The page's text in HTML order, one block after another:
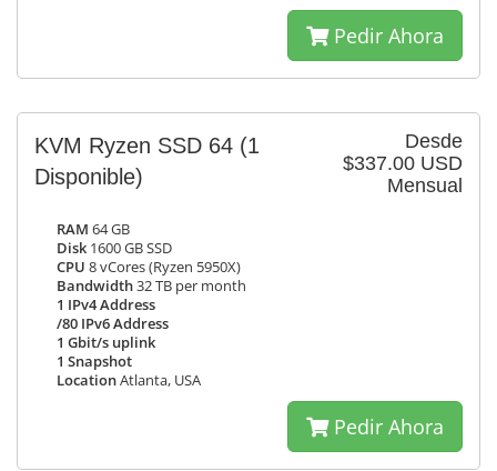
Pedir Ahora
Desde
$337.00 USD
Mensual
KVM Ryzen SSD 64 (1
Disponible)
RAM 64 GB
Disk 1600 GB SSD
CPU 8 vCores (Ryzen 5950X)
Bandwidth32 TB per month
1 IPv4 Address
/80 IPv6 Address
1 Gbit/s uplink
1 Snapshot
LocationAtlanta, USA
Pedir Ahora